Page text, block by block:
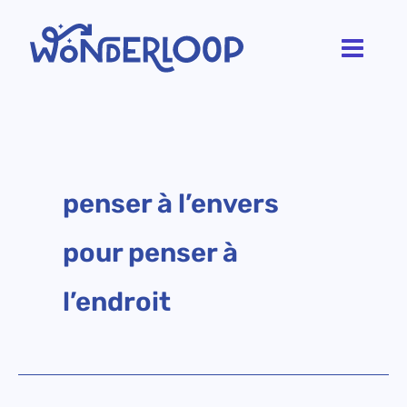
contenu
penser à l’envers
pour penser à
l’endroit